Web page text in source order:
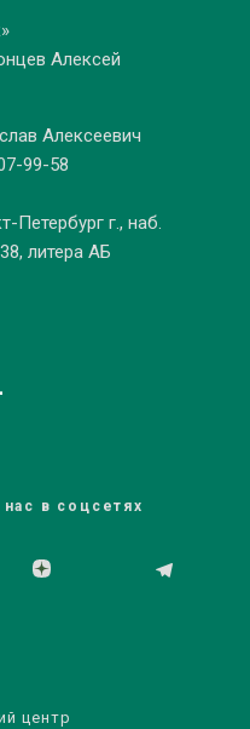
Алексей
Алексеевич
99-58
Петербург г., наб.
литера АБ
в соцсетях
центр